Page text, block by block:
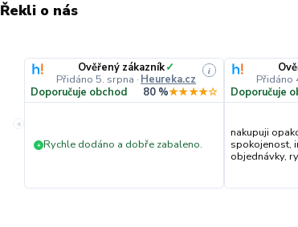
Řekli o nás
«
Ověřený zákazník✓
Přidáno 5. srpna · Heureka.cz
i
Doporučuje obchod 80 %★★★★☆
+ Rychle dodáno a dobře zabaleno.
Přidáno
Doporučuje
nakupuji
spokojenost,
objednávky,